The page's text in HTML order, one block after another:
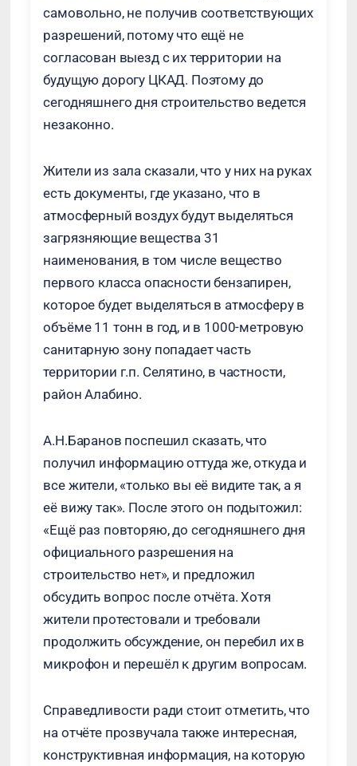
самовольно, не получив соответствующих
разрешений, потому что ещё не
согласован выезд с их территории на
будущую дорогу ЦКАД. Поэтому до
сегодняшнего дня строительство ведется
незаконно.
Жители из зала сказали, что у них на руках
есть документы, где указано, что в
атмосферный воздух будут выделяться
загрязняющие вещества 31
наименования, в том числе вещество
первого класса опасности бензапирен,
которое будет выделяться в атмосферу в
объёме 11 тонн в год, и в 1000-метровую
санитарную зону попадает часть
территории г.п. Селятино, в частности,
район Алабино.
А.Н.Баранов поспешил сказать, что
получил информацию оттуда же, откуда и
все жители, «только вы её видите так, а я
её вижу так». После этого он подытожил:
«Ещё раз повторяю, до сегодняшнего дня
официального разрешения на
строительство нет», и предложил
обсудить вопрос после отчёта. Хотя
жители протестовали и требовали
продолжить обсуждение, он перебил их в
микрофон и перешёл к другим вопросам.
Справедливости ради стоит отметить, что
на отчёте прозвучала также интересная,
конструктивная информация, на которую